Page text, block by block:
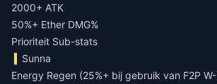
2000+ ATK
50%+ Ether DMG%
Prioriteit Sub-stats
Sunna
Energy Regen (25%+ bij gebruik van F2P